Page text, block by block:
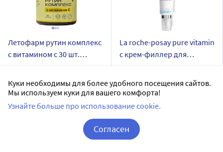
Летофарм рутин комплекс
с витамином с 30 шт.
капсулы
30 шт в уп.
La roche-posay pure vitamin
c крем-филлер для
нормальной и
комбинированной кожи
Доставим в аптекупослезавтра
В наличии
Куки необходимы для более удобного посещения сайтов.
Мы используем куки для вашего комфорта!
Узнайте больше про использование cookie.
Согласен